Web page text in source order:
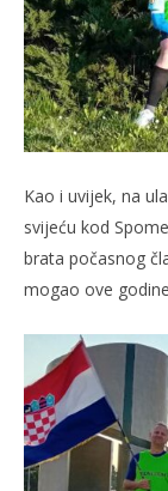
Kao i uvijek, na
svijeću kod
brata počasnog
mogao ove